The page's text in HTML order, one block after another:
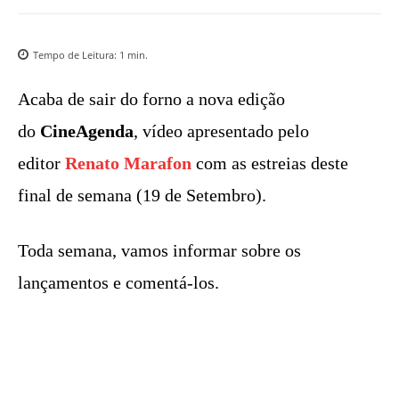
Tempo de Leitura: 1 min.
Acaba de sair do forno a nova edição
do CineAgenda, vídeo apresentado pelo
editor Renato Marafon com as estreias deste
final de semana (19 de Setembro).
Toda semana, vamos informar sobre os
lançamentos e comentá-los.